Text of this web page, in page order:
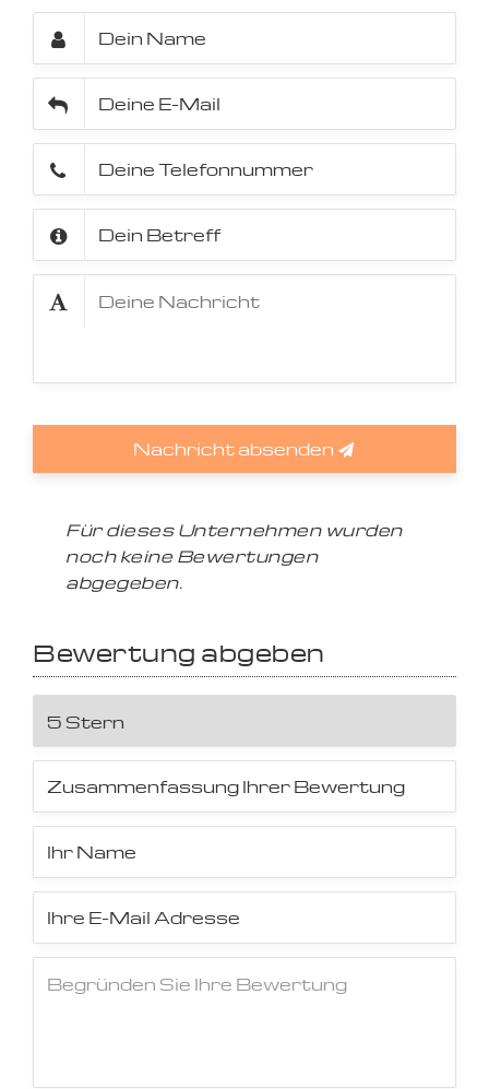
Nachricht absenden
Für dieses Unternehmen wurden
noch keine Bewertungen
abgegeben.
Bewertung abgeben